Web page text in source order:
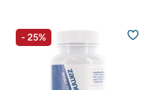
- 25%